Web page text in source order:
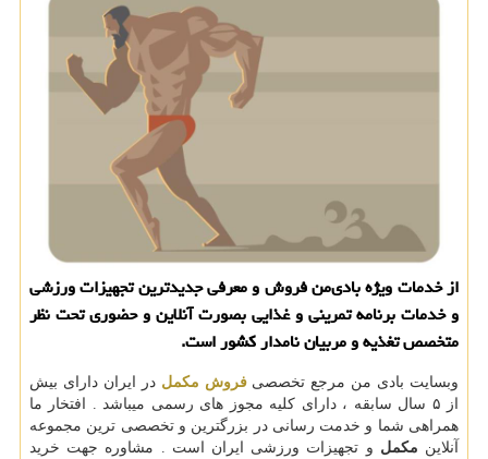
از خدمات ویژه بادی‌من فروش و معرفی جدیدترین تجهیزات ورزشی
و خدمات برنامه تمرینی و غذایی بصورت آنلاین و حضوری تحت نظر
متخصص تغذیه و مربیان نامدار كشور است.
وبسایت بادی من مرجع تخصصیفروش مکمل در ایران دارای بیش
از ۵ سال سابقه ، دارای کلیه مجوز های رسمی میباشد . افتخار ما
همراهی شما و خدمت رسانی در بزرگترین و تخصصی ترین مجموعه
آنلاین مکمل و تجهیزات ورزشی ایران است . مشاوره جهت خرید